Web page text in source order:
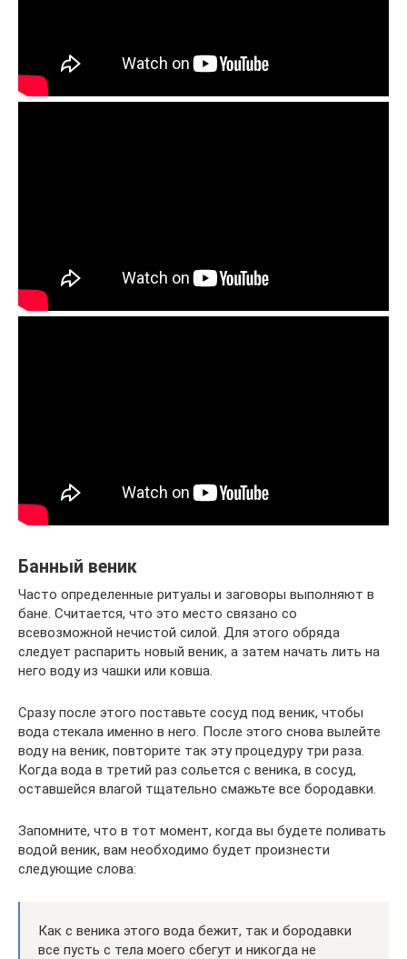
Банный веник
Часто определенные ритуалы и заговоры выполняют в
бане. Считается, что это место связано со
всевозможной нечистой силой. Для этого обряда
следует распарить новый веник, а затем начать лить на
него воду из чашки или ковша.
Сразу после этого поставьте сосуд под веник, чтобы
вода стекала именно в него. После этого снова вылейте
воду на веник, повторите так эту процедуру три раза.
Когда вода в третий раз сольется с веника, в сосуд,
оставшейся влагой тщательно смажьте все бородавки.
Запомните, что в тот момент, когда вы будете поливать
водой веник, вам необходимо будет произнести
следующие слова:
Как с веника этого вода бежит, так и бородавки
все пусть с тела моего сбегут и никогда не